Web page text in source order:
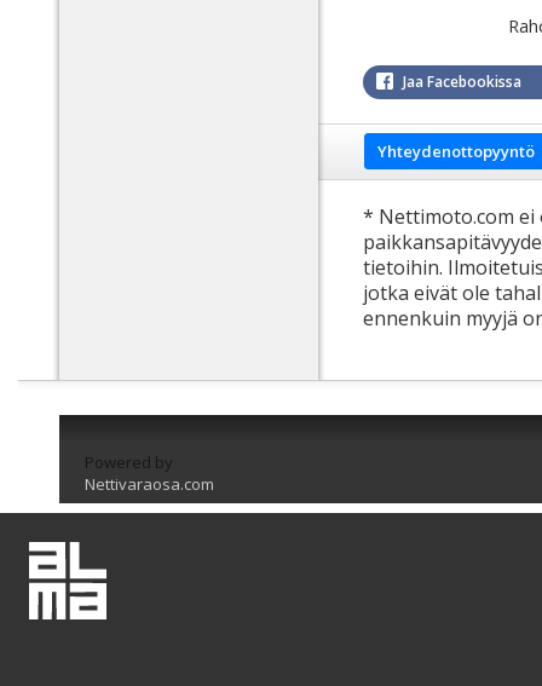
Jaa Facebookissa
Yhteydenottopyyntö
* Nettimoto.com
tietoihin.
jotka eivät ole
ennenkuin myyjä
Powered by
Nettivaraosa.com